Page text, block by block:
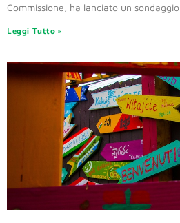
Commissione, ha lanciato un sondaggio
Leggi Tutto »